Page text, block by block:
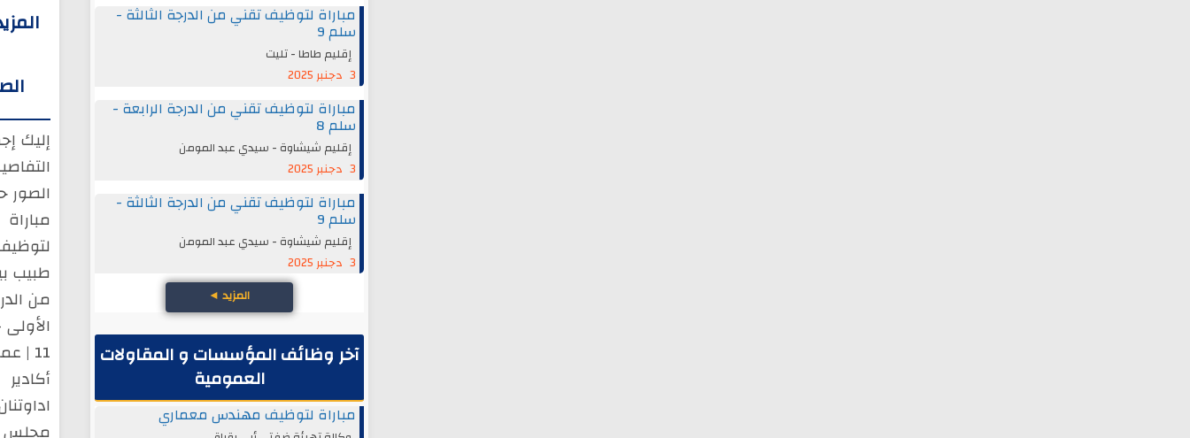
إليك
الصور
مباراة
طبيب
من
11 |
أكادير
مجلس
مباراة لتوظيف تقني من الدرجة الثالثة -
سلم 9
إقليم طاطا - تليت
3 دجنبر 2025
مباراة لتوظيف تقني من الدرجة الرابعة -
سلم 8
إقليم شيشاوة - سيدي عبد المومن
3 دجنبر 2025
مباراة لتوظيف تقني من الدرجة الثالثة -
سلم 9
إقليم شيشاوة - سيدي عبد المومن
3 دجنبر 2025
المزيد ◄
آخر وظائف المؤسسات و المقاولات
العمومية
مباراة لتوظيف مهندس معماري